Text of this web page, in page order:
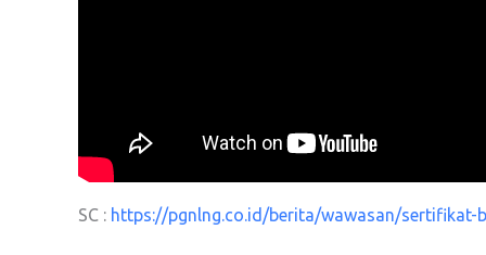
SC : https://pgnlng.co.id/berita/wawasan/sertifikat-